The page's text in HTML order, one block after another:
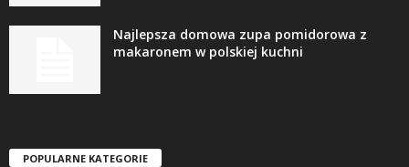
Najlepsza domowa zupa pomidorowa z
makaronem w polskiej kuchni
POPULARNE KATEGORIE